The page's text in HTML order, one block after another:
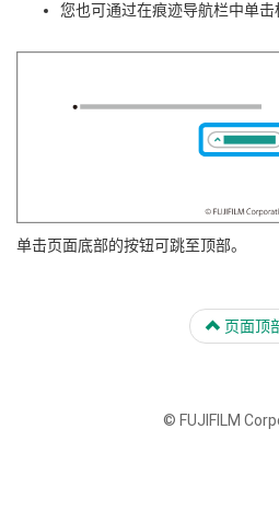
您也可通过在痕迹导航栏中单击
单击页面底部的按钮可跳至顶部。
页面顶
© FUJIFILM